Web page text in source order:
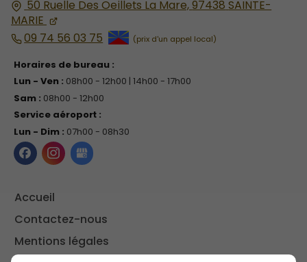
50 Ruelle Des Oeillets La Mare,97438 SAINTE-
MARIE
09 74 56 03 75
Horaires de bureau :
Lun - Ven : 08h00 - 12h00 | 14h00 - 17h00
Sam : 08h00 - 12h00
Service aéroport :
Lun - Dim : 07h00 - 08h30
Accueil
Contactez-nous
Mentions légales